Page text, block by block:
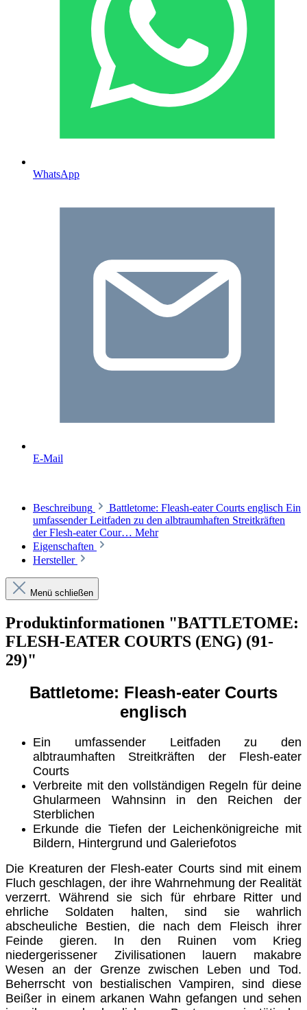
WhatsApp
E-Mail
Beschreibung
Battletome: Fleash-eater Courts englisch Ein
umfassender Leitfaden zu den albtraumhaften Streitkräften
der Flesh-eater Cour… Mehr
Eigenschaften
Hersteller
Menü schließen
Produktinformationen "BATTLETOME:
FLESH-EATER COURTS (ENG) (91-
29)"
Battletome: Fleash-eater Courts
englisch
Ein umfassender Leitfaden zu den
albtraumhaften Streitkräften der Flesh-eater
Courts
Verbreite mit den vollständigen Regeln für deine
Ghularmeen Wahnsinn in den Reichen der
Sterblichen
Erkunde die Tiefen der Leichenkönigreiche mit
Bildern, Hintergrund und Galeriefotos
Die Kreaturen der Flesh-eater Courtssind mit einem
Fluch geschlagen, der ihre Wahrnehmung der Realität
verzerrt. Während sie sich für ehrbare Ritter und
ehrliche Soldaten halten, sind sie wahrlich
abscheuliche Bestien, die nach dem Fleisch ihrer
Feinde gieren. In den Ruinen vom Krieg
niedergerissener Zivilisationen lauern makabre
Wesen an der Grenze zwischen Leben und Tod.
Beherrscht von bestialischen Vampiren, sind diese
Beißer in einem arkanen Wahn gefangen und sehen